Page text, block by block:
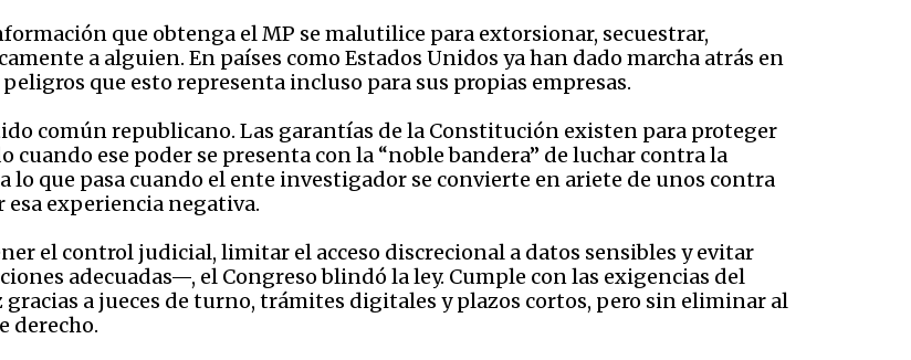
que obtenga el MP se malutilice para extorsionar, secuestrar,
a alguien. En países como Estados Unidos ya han dado marcha atrás en
que esto representa incluso para sus propias empresas.
común republicano. Las garantías de la Constitución existen para proteger
cuando ese poder se presenta con la “noble bandera” de luchar contra la
lo que pasa cuando el ente investigador se convierte en ariete de unos contra
experiencia negativa.
el control judicial, limitar el acceso discrecional a datos sensibles y evitar
adecuadas—, el Congreso blindó la ley. Cumple con las exigencias del
a jueces de turno, trámites digitales y plazos cortos, pero sin eliminar al
derecho.